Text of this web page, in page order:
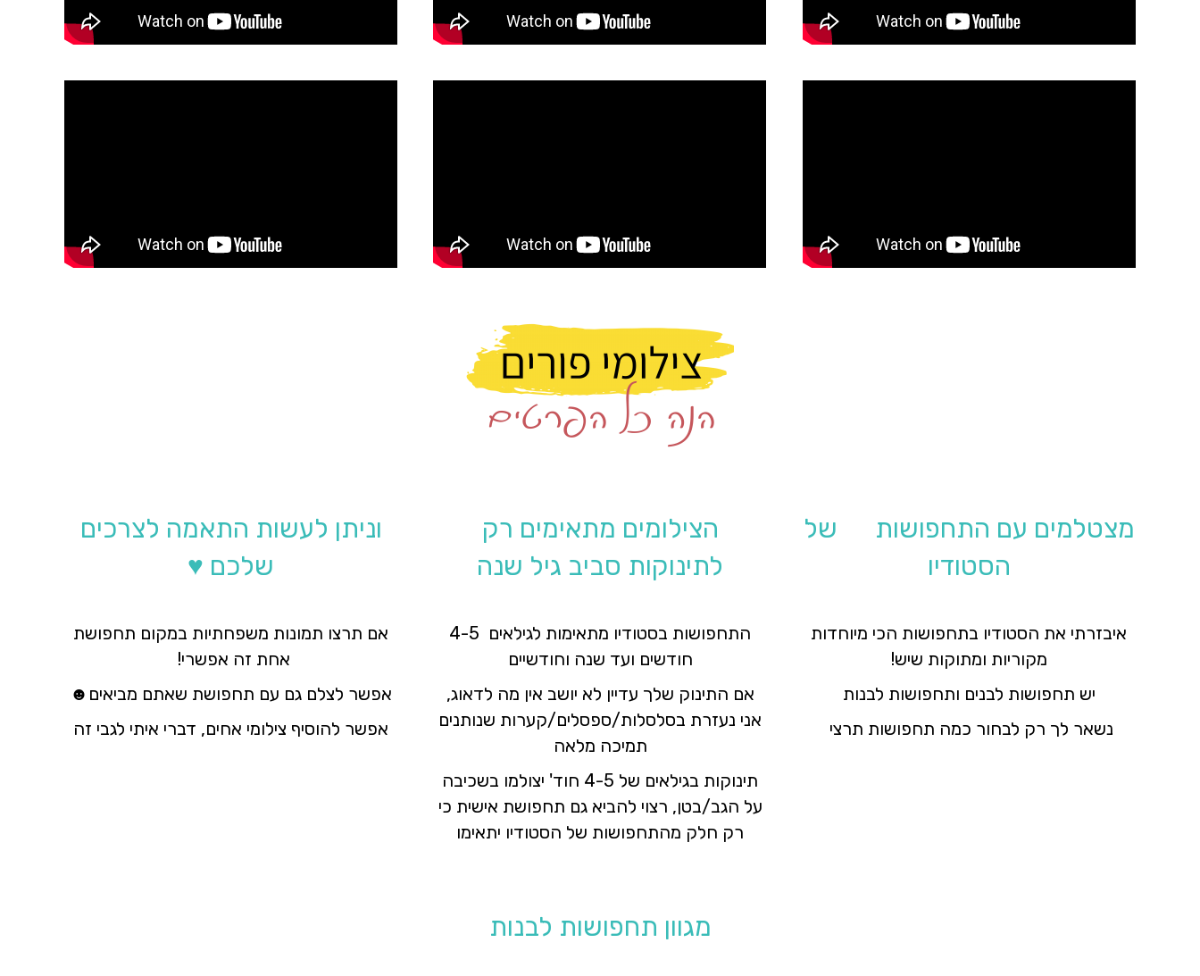
מצטלמים עם התחפושות של
הסטודיו
איבזרתי את הסטודיו בתחפושות הכי מיוחדות
מקוריות ומתוקות שיש!
יש תחפושות לבנים ותחפושות לבנות
נשאר לך רק לבחור כמה תחפושות תרצי
הצילומים מתאימים רק
לתינוקות סביב גיל שנה
התחפושות בסטודיו מתאימות לגילאים 4-5
חודשים ועד שנה וחודשיים
אם התינוק שלך עדיין לא יושב אין מה לדאוג,
אני נעזרת בסלסלות/ספסלים/קערות שנותנים
תמיכה מלאה
תינוקות בגילאים של 4-5 חוד' יצולמו בשכיבה
על הגב/בטן, רצוי להביא גם תחפושת אישית כי
רק חלק מהתחפושות של הסטודיו יתאימו
וניתן לעשות התאמה לצרכים
שלכם ♥
אם תרצו תמונות משפחתיות במקום תחפושת
אחת זה אפשרי!
אפשר לצלם גם עם תחפושת שאתם מביאים☻
אפשר להוסיף צילומי אחים, דברי איתי לגבי זה
מגוון תחפושות לבנות